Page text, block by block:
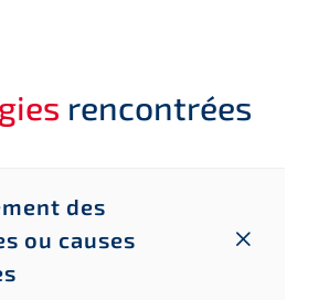
rencontrées
des
ou causes